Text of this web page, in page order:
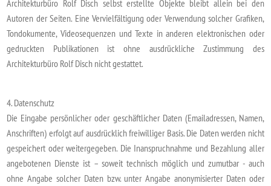
Architekturbüro Rolf Disch selbst erstellte Objekte bleibt allein bei den
Autoren der Seiten. Eine Vervielfältigung oder Verwendung solcher Grafiken,
Tondokumente, Videosequenzen und Texte in anderen elektronischen oder
gedruckten Publikationen ist ohne ausdrückliche Zustimmung des
Architekturbüro Rolf Disch nicht gestattet.
4. Datenschutz
Die Eingabe persönlicher oder geschäftlicher Daten (Emailadressen, Namen,
Anschriften) erfolgt auf ausdrücklich freiwilliger Basis. Die Daten werden nicht
gespeichert oder weitergegeben. Die Inanspruchnahme und Bezahlung aller
angebotenen Dienste ist – soweit technisch möglich und zumutbar - auch
ohne Angabe solcher Daten bzw. unter Angabe anonymisierter Daten oder